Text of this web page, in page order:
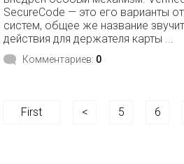
SecureCode — это его варианты
систем, общее же название
действия для держателя карты ...
Комментариев: 0
First < 5 6